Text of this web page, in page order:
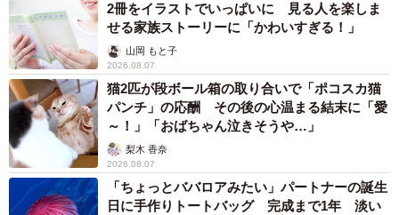
2冊をイラストでいっぱいに 見る人を楽しま
せる家族ストーリーに「かわいすぎる！」
山岡 もと子
2026.08.07
猫2匹が段ボール箱の取り合いで「ポコスカ猫
パンチ」の応酬 その後の心温まる結末に「愛
～！」「おばちゃん泣きそうや…」
梨木 香奈
2026.08.07
「ちょっとババロアみたい」パートナーの誕生
日に手作りトートバッグ 完成まで1年 淡い